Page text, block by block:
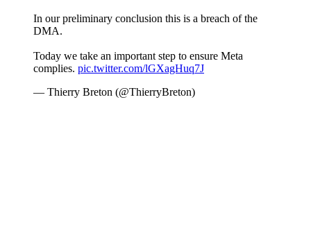
In our preliminary conclusion this is a breach of the
DMA.
Today we take an important step to ensure Meta
complies. pic.twitter.com/lGXagHuq7J
— Thierry Breton (@ThierryBreton)